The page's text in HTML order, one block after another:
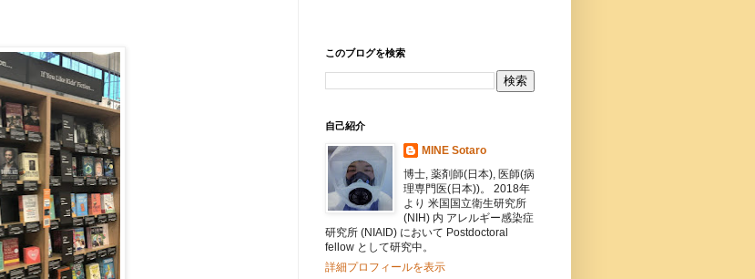
このブログを検索
自己紹介
MINE Sotaro
博士, 薬剤師(日本), 医師(病
理専門医(日本))。 2018年
より 米国国立衛生研究所
(NIH) 内 アレルギー感染症
研究所 (NIAID) において Postdoctoral
fellow として研究中。
詳細プロフィールを表示